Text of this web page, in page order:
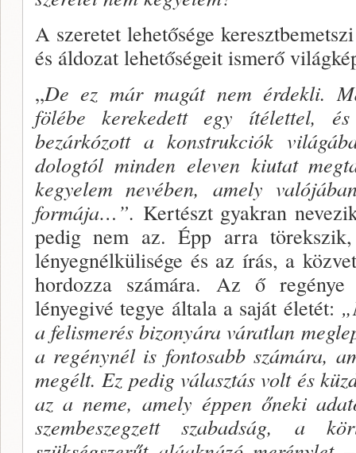
A szeretet lehetősége
és áldo­zat lehetőségeit ismerő
„De ez már magát nem érdekli.
fölébe kereke­dett egy ítélettel, és
bezárkózott a konstrukciók
dologtól minden eleven kiutat
kegyelem nevében, amely
formája…”. Kertészt gyakran
pedig nem az. Épp arra
lényegnélkülisége és az írás, a
hor­dozza számára. Az ő regénye
lényegivé tegye általa a saját életét:
a felismerés bizonyára váratlan
a regény­nél is fontosabb számára,
megélt. Ez pedig válasz­tás volt és
az a neme, amely éppen őneki
szembeszegzett szabadság, a